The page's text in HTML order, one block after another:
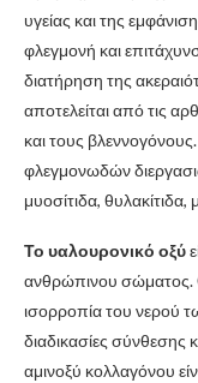
υγείας και της
φλεγμονή και
διατήρηση της
αποτελείται από τις
και τους
φλεγμονωδών
μυοσίτιδα,
Το υαλουρονικό οξύ
ανθρώπινου σώματος. Ο
ισορροπία του νερού
διαδικασίες σύνθεσης
αμινοξύ κολλαγόνου